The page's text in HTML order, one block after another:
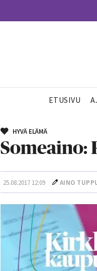
ETUSIVU
HYVÄ ELÄMÄ
Someaino:
25.08.2017 12:09 AINO